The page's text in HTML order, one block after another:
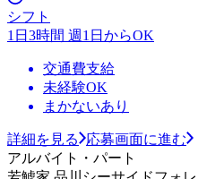
シフト
1日3時間 週1日からOK
交通費支給
未経験OK
まかないあり
詳細を見る
応募画面に進む
アルバイト・パート